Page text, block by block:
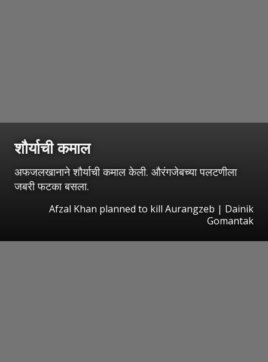
शौर्याची कमाल
अफजलखानाने शौर्याची कमाल केली. औरंगजेबच्या पलटणीला
जबरी फटका बसला.
Afzal Khan planned to kill Aurangzeb | Dainik
Gomantak